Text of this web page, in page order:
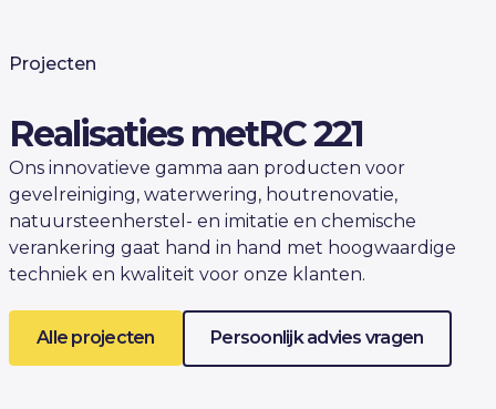
Projecten
Realisaties metRC 221
Ons innovatieve gamma aan producten voor
gevelreiniging, waterwering, houtrenovatie,
natuursteenherstel- en imitatie en chemische
verankering gaat hand in hand met hoogwaardige
techniek en kwaliteit voor onze klanten.
Alle projecten Persoonlijk advies vragen